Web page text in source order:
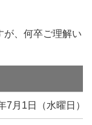
が、何卒ご理解い
7月1日（水曜日）